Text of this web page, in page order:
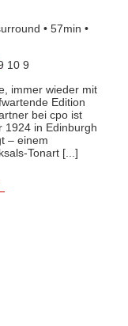
• 57min •
10 9
immer wieder mit
Edition
bei cpo ist
1924 in Edinburgh
– einem
Tonart [...]